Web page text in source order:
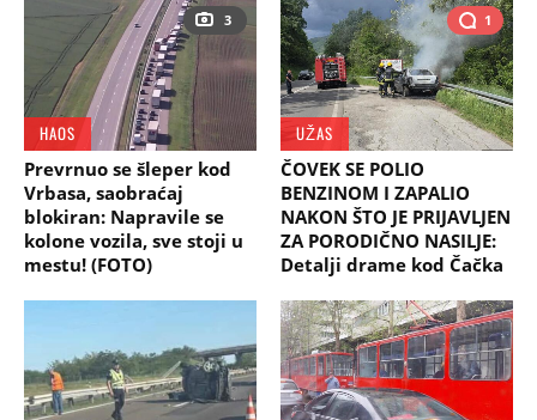
3
HAOS
Prevrnuo se šleper kod
Vrbasa, saobraćaj
blokiran: Napravile se
kolone vozila, sve stoji u
mestu! (FOTO)
1
UŽAS
ČOVEK SE POLIO
BENZINOM I ZAPALIO
NAKON ŠTO JE PRIJAVLJEN
ZA PORODIČNO NASILJE:
Detalji drame kod Čačka